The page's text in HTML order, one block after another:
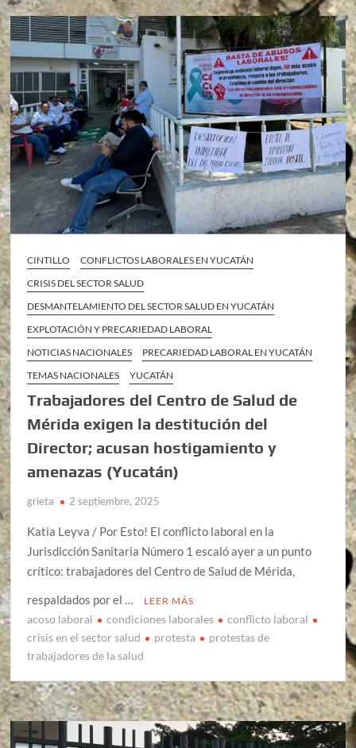
CINTILLO
CONFLICTOS LABORALES EN YUCATÁN
CRISIS DEL SECTOR SALUD
DESMANTELAMIENTO DEL SECTOR SALUD EN YUCATÁN
EXPLOTACIÓN Y PRECARIEDAD LABORAL
NOTICIAS NACIONALES
PRECARIEDAD LABORAL EN YUCATÁN
TEMAS NACIONALES
YUCATÁN
Trabajadores del Centro de Salud de
Mérida exigen la destitución del
Director; acusan hostigamiento y
amenazas (Yucatán)
grieta 2 septiembre, 2025
Katia Leyva / Por Esto! El conflicto laboral en la
Jurisdicción Sanitaria Número 1 escaló ayer a un punto
crítico: trabajadores del Centro de Salud de Mérida,
respaldados por el …
LEER MÁS
acoso laboral condiciones laborales
conflicto laboral
crisis en el sector salud
protesta
protestas de
trabajadores de la salud